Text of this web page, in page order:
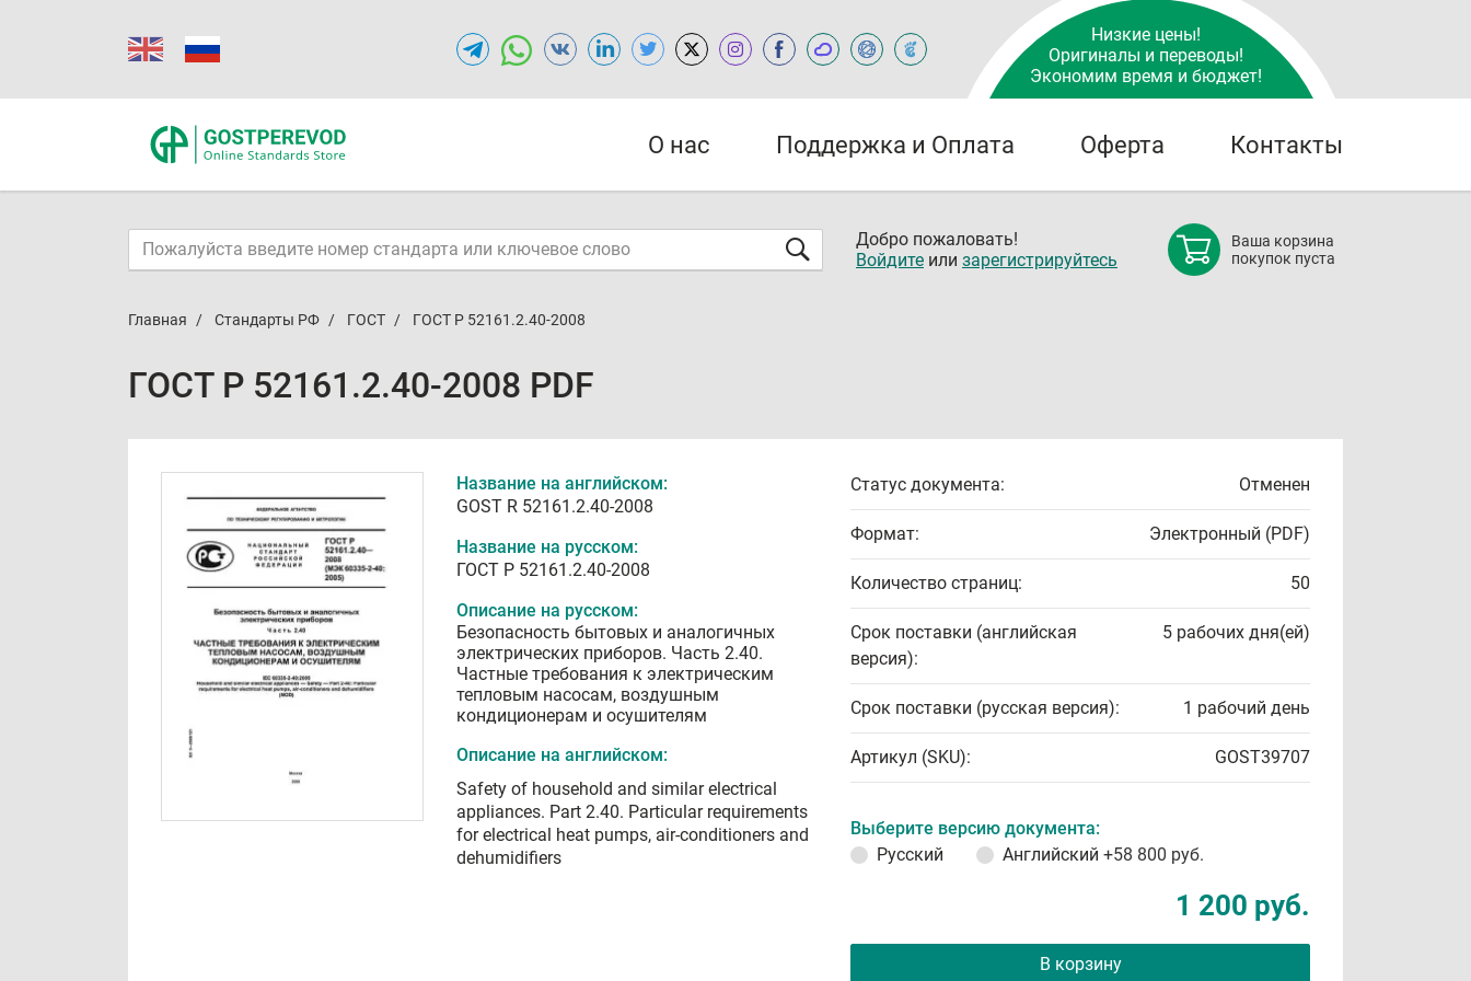
Низкие цены!
Оригиналы и переводы!
Экономим время и бюджет!
О нас Поддержка и Оплата Оферта Контакты
Добро пожаловать!
Войдите или зарегистрируйтесь
Ваша корзина
покупок пуста
Главная Стандарты РФ ГОСТ ГОСТ Р 52161.2.40-2008
ГОСТ Р 52161.2.40-2008 PDF
Название на английском:
GOST R 52161.2.40-2008
Название на русском:
ГОСТ Р 52161.2.40-2008
Описание на русском:
Безопасность бытовых и аналогичных
электрических приборов. Часть 2.40.
Частные требования к электрическим
тепловым насосам, воздушным
кондиционерам и осушителям
Описание на английском:
Safety of household and similar electrical
appliances. Part 2.40. Particular requirements
for electrical heat pumps, air-conditioners and
dehumidifiers
Статус документа: Отменен
Формат: Электронный (PDF)
Количество страниц: 50
Срок поставки (английская
версия):
5 рабочих дня(ей)
Срок поставки (русская версия): 1 рабочий день
Артикул (SKU): GOST39707
Выберите версию документа:
Русский
Английский +58 800 руб.
1 200 руб.
В корзину